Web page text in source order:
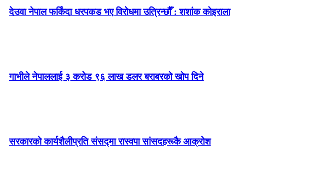
देउवा नेपाल फर्किंदा धरपकड भए विरोधमा उत्रिन्छौँ : शशांक कोइराला
गाभीले नेपाललाई ३ करोड ९६ लाख डलर बराबरको खोप दिने
सरकारको कार्यशैलीप्रति संसद्‍मा रास्वपा सांसदहरूकै आक्रोश